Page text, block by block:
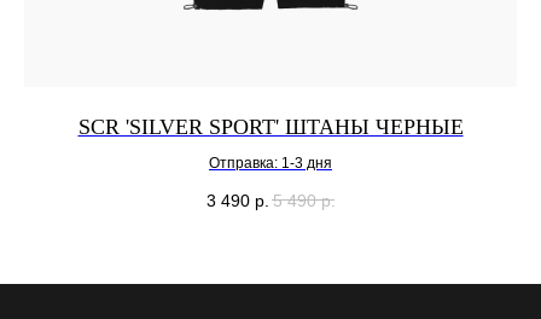
SCR 'SILVER SPORT' ШТАНЫ ЧЕРНЫЕ
Отправка: 1-3 дня
3 490 р. 5 490 р.